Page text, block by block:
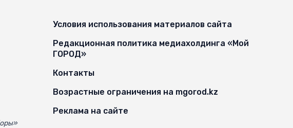
Условия использования материалов сайта
Редакционная политика медиахолдинга «Мой
ГОРОД»
Контакты
Возрастные ограничения на mgorod.kz
Реклама на сайте